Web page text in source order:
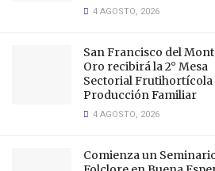
4 AGOSTO, 2026
San Francisco del
Oro recibirá la 2° Mesa
Sectorial Frutihortícola
Producción Familiar
4 AGOSTO, 2026
Comienza un